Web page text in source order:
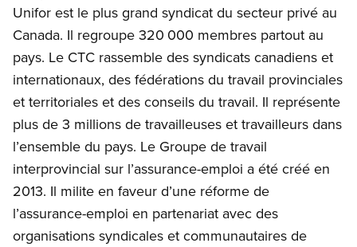
Unifor est le plus grand syndicat du secteur privé au
Canada. Il regroupe 320 000 membres partout au
pays. Le CTC rassemble des syndicats canadiens et
internationaux, des fédérations du travail provinciales
et territoriales et des conseils du travail. Il représente
plus de 3 millions de travailleuses et travailleurs dans
l’ensemble du pays. Le Groupe de travail
interprovincial sur l’assurance-emploi a été créé en
2013. Il milite en faveur d’une réforme de
l’assurance-emploi en partenariat avec des
organisations syndicales et communautaires de